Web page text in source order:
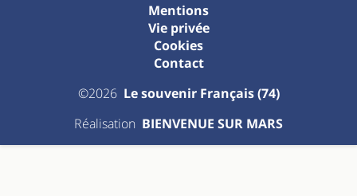
©2026 Le souvenir Français (74)
Mentions
Vie privée
Cookies
Contact
Réalisation BIENVENUE SUR MARS